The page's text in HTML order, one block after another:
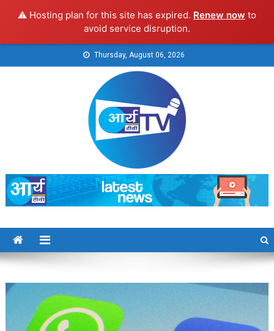
⚠️ Hosting plan for this site has expired. Renew now to
avoid service disruption.
to
Thursday, August 06, 2026
Arya TV